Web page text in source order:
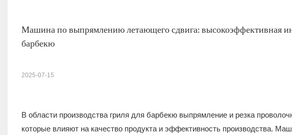
Машина по выпрямлению летающего сдвига: высокоэффективная
барбекю
2025-07-15
В области производства гриля для барбекю выпрямление и резка
которые влияют на качество продукта и эффективность производства.